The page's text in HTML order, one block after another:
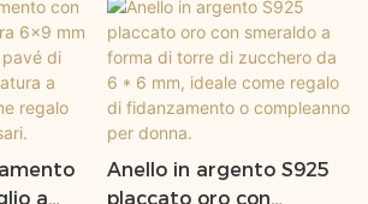
a
Anello in argento S925
placcato oro con